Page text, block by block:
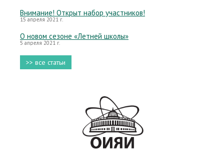
Внимание! Открыт набор участников!
15 апреля 2021 г.
О новом сезоне «Летней школы»
5 апреля 2021 г.
>> все статьи